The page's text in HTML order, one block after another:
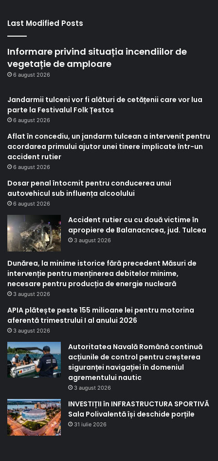
Last Modified Posts
Informare privind situația incendiilor de
vegetație de amploare
6 august 2026
Jandarmii tulceni vor fi alături de cetățenii care vor lua
parte la Festivalul Folk Țestos
6 august 2026
Aflat în concediu, un jandarm tulcean a intervenit pentru
acordarea primului ajutor unei tinere implicate într-un
accident rutier
6 august 2026
Dosar penal întocmit pentru conducerea unui
autovehicul sub influența alcoolului
6 august 2026
Accident rutier cu cu două victime în
apropiere de Balanacncea, jud. Tulcea
3 august 2026
Dunărea, la minime istorice fără precedent Măsuri de
intervenție pentru menținerea debitelor minime,
necesare pentru producția de energie nucleară
3 august 2026
APIA plătește peste 155 milioane lei pentru motorina
aferentă trimestrului I al anului 2026
3 august 2026
Autoritatea Navală Română continuă
acțiunile de control pentru creșterea
siguranței navigației în domeniul
agrementului nautic
3 august 2026
INVESTIȚII în INFRASTRUCTURA SPORTIVĂ
Sala Polivalentă își deschide porțile
31 iulie 2026